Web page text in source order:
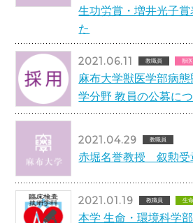
生功労賞・増井光子
た
2021.06.11 教職員 獣
麻布大学獣医学部病
学分野 教員の公募に
2021.04.29 教職員
赤堀名誉教授 叙勲受
2021.01.19 教職員 生
本学 生命・環境科学